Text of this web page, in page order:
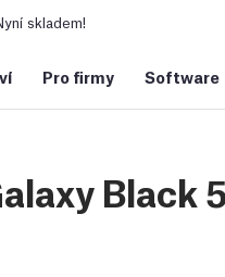
skladem!
Pro firmy Software
Black